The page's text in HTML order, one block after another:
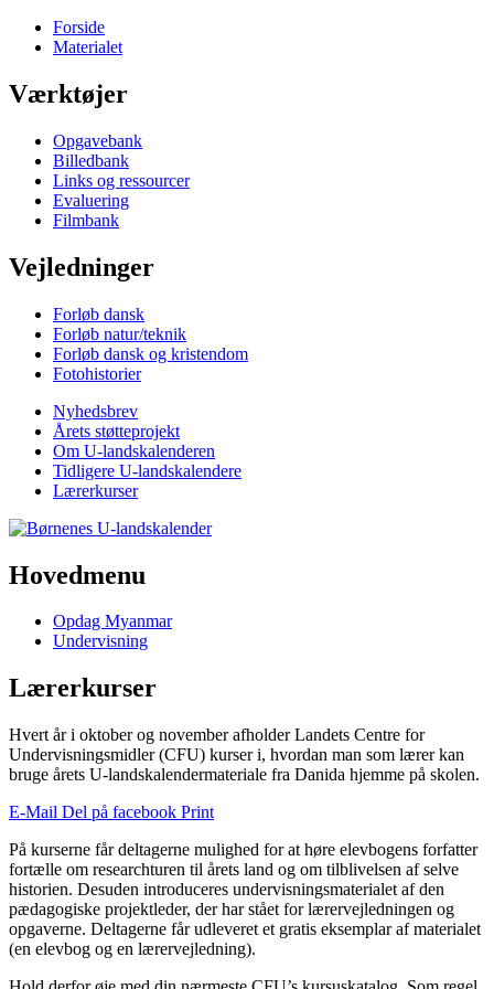
Forside
Materialet
Værktøjer
Opgavebank
Billedbank
Links og ressourcer
Evaluering
Filmbank
Vejledninger
Forløb dansk
Forløb natur/teknik
Forløb dansk og kristendom
Fotohistorier
Nyhedsbrev
Årets støtteprojekt
Om U-landskalenderen
Tidligere U-landskalendere
Lærerkurser
Hovedmenu
Opdag Myanmar
Undervisning
Lærerkurser
Hvert år i oktober og november afholder Landets Centre for
Undervisningsmidler (CFU) kurser i, hvordan man som lærer kan
bruge årets U-landskalendermateriale fra Danida hjemme på skolen.
E-Mail Del på facebook Print
På kurserne får deltagerne mulighed for at høre elevbogens forfatter
fortælle om researchturen til årets land og om tilblivelsen af selve
historien. Desuden introduceres undervisningsmaterialet af den
pædagogiske projektleder, der har stået for lærervejledningen og
opgaverne. Deltagerne får udleveret et gratis eksemplar af materialet
(en elevbog og en lærervejledning).